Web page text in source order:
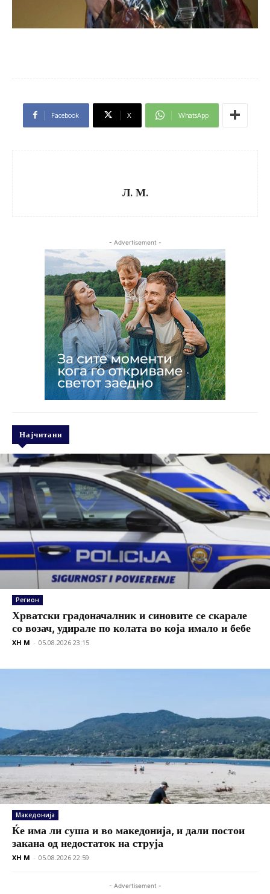
Facebook X WhatsApp
Л. М.
- Advertisement -
Најчитани
Регион
Хрватски градоначалник и синовите се скарале
со возач, удирале по колата во која имало и бебе
XH M - 05.08.2026 23:15
Македонија
Ќе има ли суша и во македонија, и дали постои
закана од недостаток на струја
XH M - 05.08.2026 22:59
- Advertisement -